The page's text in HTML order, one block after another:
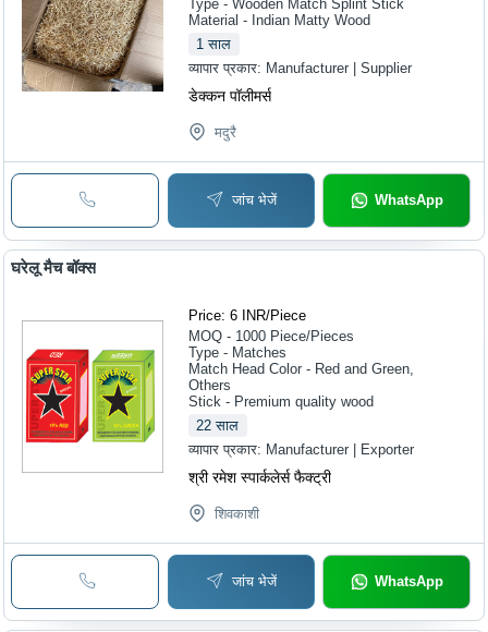
Type - Wooden Match Splint Stick
Material - Indian Matty Wood
1 साल
व्यापार प्रकार: Manufacturer | Supplier
डेक्कन पॉलीमर्स
मदुरै
जांच भेजें WhatsApp
घरेलू मैच बॉक्स
Price: 6 INR/Piece
MOQ - 1000 Piece/Pieces
Type - Matches
Match Head Color - Red and Green,
Others
Stick - Premium quality wood
22 साल
व्यापार प्रकार: Manufacturer | Exporter
श्री रमेश स्पार्कलेर्स फैक्ट्री
शिवकाशी
जांच भेजें WhatsApp